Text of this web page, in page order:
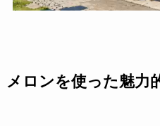
メロンを使った魅力